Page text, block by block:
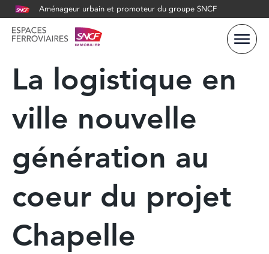
Aménageur urbain et promoteur du groupe SNCF
La logistique en
ville nouvelle
génération au
coeur du projet
Chapelle